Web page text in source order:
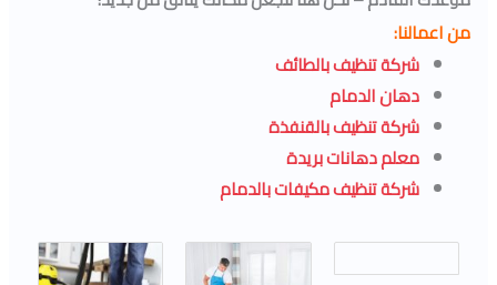
من اعمالنا:
شركة تنظيف بالطائف
دهان الدمام
شركة تنظيف بالقنفذة
معلم دهانات بريدة
شركة تنظيف مكيفات بالدمام